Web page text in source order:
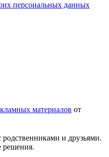
персональных данных
материалов от
родственниками и друзьями.
решения.